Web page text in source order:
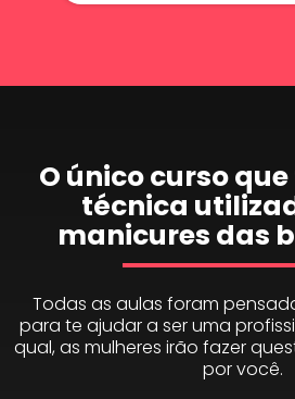
O único curso
técnica
manicures das
Todas as aulas foram
para te ajudar a ser uma
qual, as mulheres irão fazer
por você.